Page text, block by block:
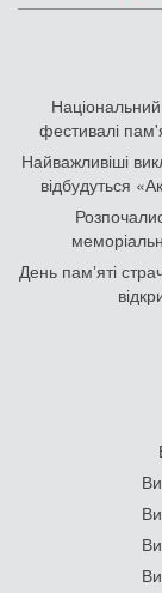
Національний
фестивалі
Найважливіші
відбудуться
День памʼяті